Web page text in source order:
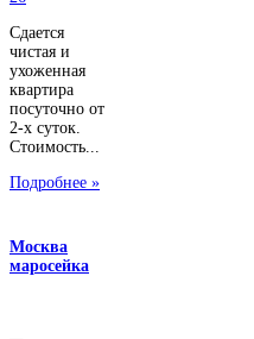
Сдается
чистая и
ухоженная
квартира
посуточно от
2-х суток.
Стоимость...
Подробнее »
Москва
маросейка